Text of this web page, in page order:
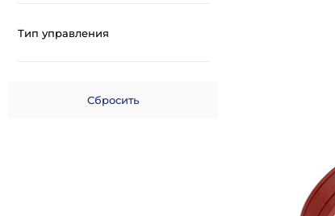
Тип управления